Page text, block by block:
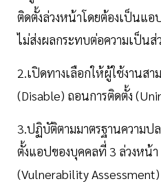
ติดตั้งล่วงหน้าโดยต้องเป็นแ
ไม่ส่งผลกระทบต่อความเป็นส่
2.เปิดทางเลือกให้ผู้ใช้งานสา
(Disable) ถอนการติดตั้ง
3.ปฏิบัติตามมาตรฐานความป
ตั้งแอปของบุคคลที่ 3 ล่วงหน้า
(Vulnerability